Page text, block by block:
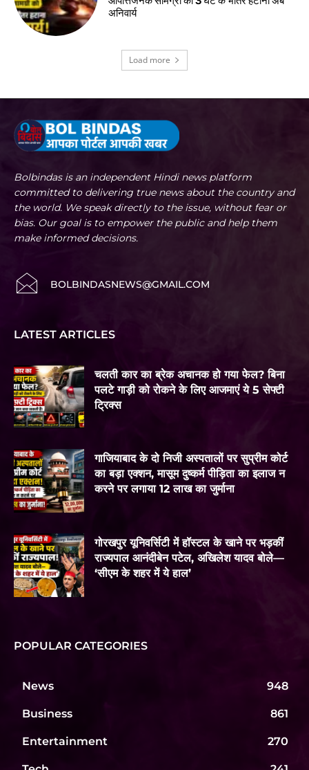
अनिवार्य
Load more
Bolbindas is an independent Hindi news platform
committed to delivering true news about the country and
the world. We speak directly to the issue, without fear or
bias. Our goal is to empower the public and help them
make informed decisions.
BOLBINDASNEWS@GMAIL.COM
LATEST ARTICLES
चलती कार का ब्रेक अचानक हो गया फेल? बिना
पलटे गाड़ी को रोकने के लिए आजमाएं ये 5 सेफ्टी
ट्रिक्स
गाजियाबाद के दो निजी अस्पतालों पर सुप्रीम कोर्ट
का बड़ा एक्शन, मासूम दुष्कर्म पीड़िता का इलाज न
करने पर लगाया 12 लाख का जुर्माना
गोरखपुर यूनिवर्सिटी में हॉस्टल के खाने पर भड़कीं
राज्यपाल आनंदीबेन पटेल, अखिलेश यादव बोले—
‘सीएम के शहर में ये हाल’
POPULAR CATEGORIES
News 948
Business 861
Entertainment 270